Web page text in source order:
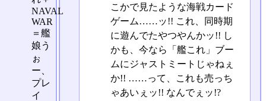
こかで見たような海戦カード
ゲーム……ッ!! これ、同時期
に遊んでたやつやんかッ!! し
かも、今なら「艦これ」ブー
ムにジャストミートじゃねぇ
か!! ……って、これも売っち
ゃあいぇッ!! なんでぇッ!?
NAVAL
WAR
＝艦
娘う
ぉ
ー、
プレ
イ